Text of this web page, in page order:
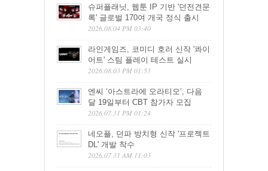
슈퍼플래닛, 웹툰 IP 기반 '던전견문
록' 글로벌 170여 개국 정식 출시
2026.08.04 PM 03:40
라인게임즈, 코미디 호러 신작 '콰이
어트' 스팀 플레이 테스트 실시
2026.08.03 PM 01:53
엔씨 ‘아스트라에 오라티오’, 다음
달 19일부터 CBT 참가자 모집
2026.07.31 PM 01:24
네오플, 던파 방치형 신작 '프로젝트
DL' 개발 착수
2026.07.31 AM 11:03